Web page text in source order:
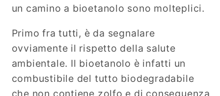
un camino a bioetanolo sono molteplici.
Primo fra tutti, è da segnalare
ovviamente il rispetto della salute
ambientale. Il bioetanolo è infatti un
combustibile del tutto biodegradabile
che non contiene zolfo e di conseguenza